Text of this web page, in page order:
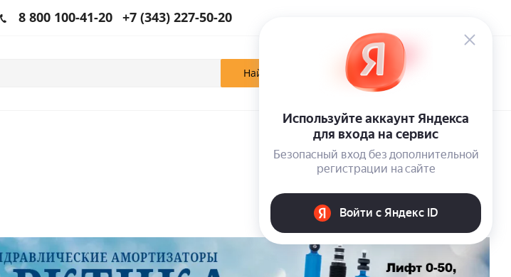
8 800 100-41-20 +7 (343) 227-50-20
Отложенные
Кабинет